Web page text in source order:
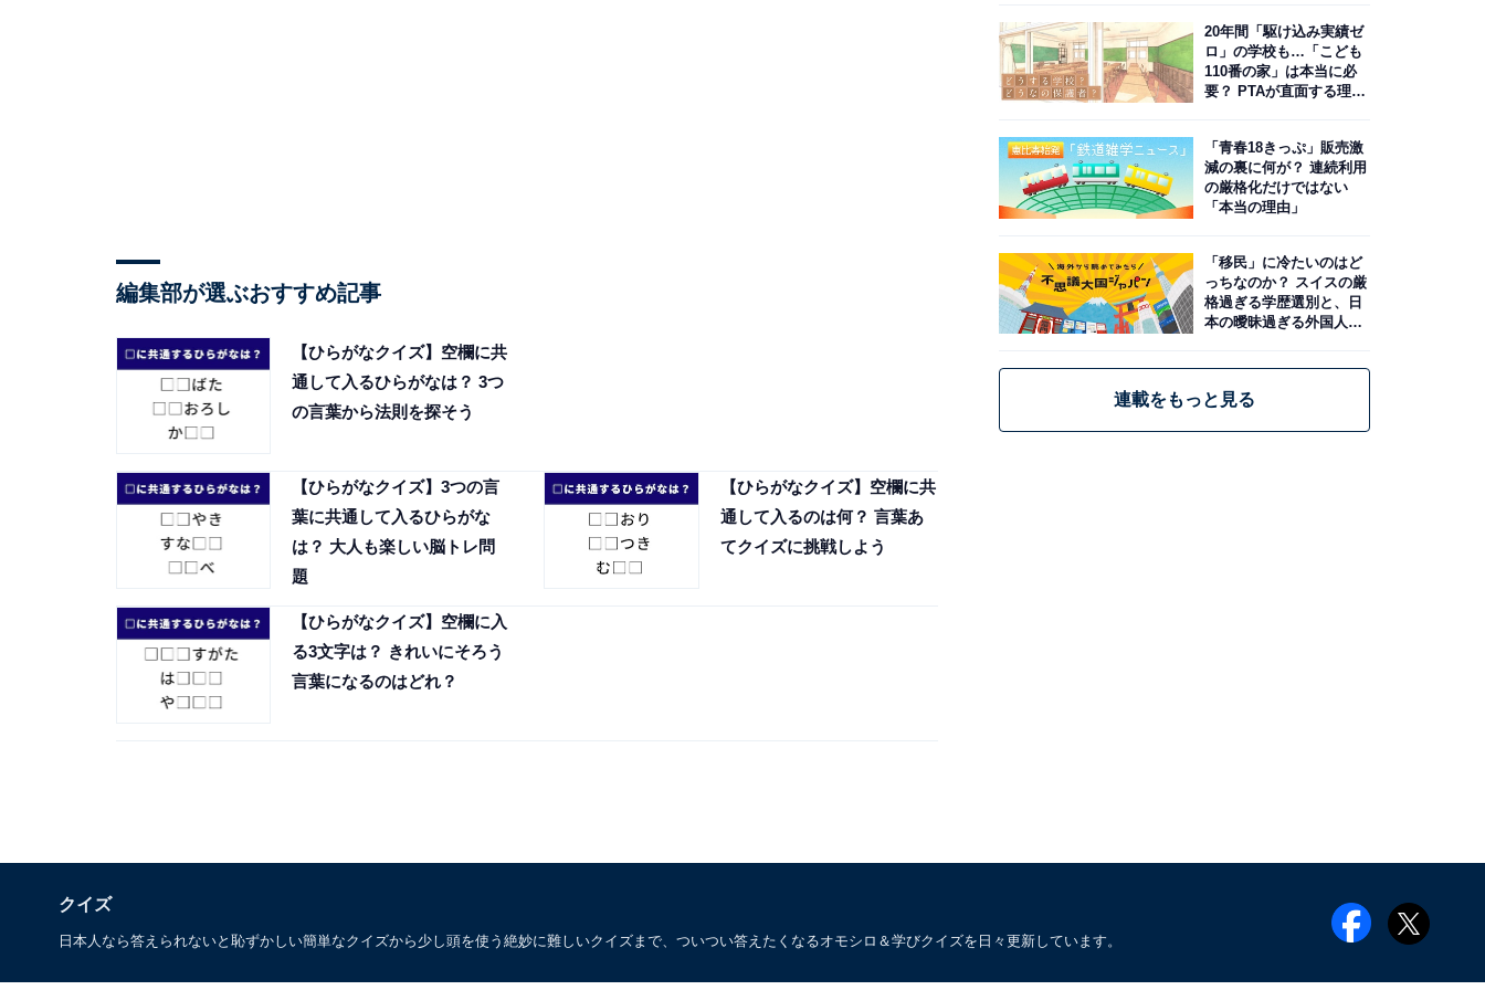
編集部が選ぶおすすめ記事
【ひらがなクイズ】空欄に共
通して入るひらがなは？ 3つ
の言葉から法則を探そう
【ひらがなクイズ】3つの言
葉に共通して入るひらがな
は？ 大人も楽しい脳トレ問
題
【ひらがなクイズ】空欄に共
通して入るのは何？ 言葉あ
てクイズに挑戦しよう
【ひらがなクイズ】空欄に入
る3文字は？ きれいにそろう
言葉になるのはどれ？
20年間「駆け込み実績ゼ
ロ」の学校も…「こども
110番の家」は本当に必
要？ PTAが直面する理想
「青春18きっぷ」販売激
減の裏に何が？ 連続利用
の厳格化だけではない
「本当の理由」
「移民」に冷たいのはど
っちなのか？ スイスの厳
格過ぎる学歴選別と、日
本の曖昧過ぎる外国人政
連載をもっと見る
クイズ
日本人なら答えられないと恥ずかしい簡単なクイズから少し頭を使う絶妙に難しいクイズまで、ついつい答えたくなるオモシロ＆学びクイズを日々更新しています。